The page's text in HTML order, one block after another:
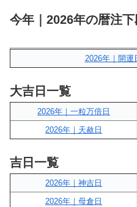
今年｜2026年の暦注下
2026年｜開運
大吉日一覧
2026年｜一粒万倍日
2026年｜天赦日
吉日一覧
2026年｜神吉日
2026年｜母倉日